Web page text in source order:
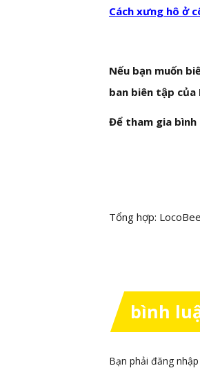
Cách xưng hô ở
Nếu bạn muốn
ban biên tập của
Để tham gia bình
Tổng hợp: LocoBee
bình
Bạn phải đăng nhập